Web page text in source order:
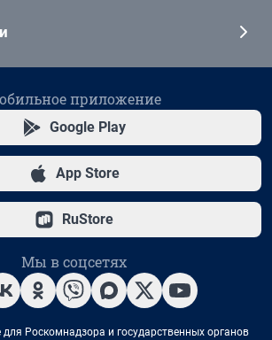
приложение
Google Play
App Store
RuStore
Мы в соцсетях
Роскомнадзора и государственных органов